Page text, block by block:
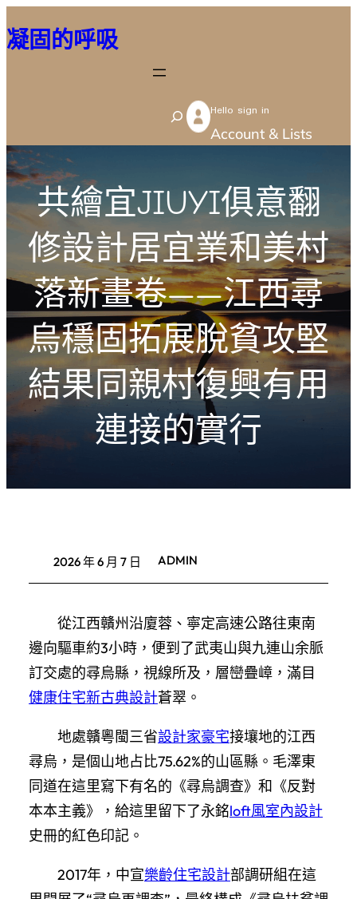
至
容
凝固的呼吸
S
e
r
c
h
Hello sign in
Account & Lists
共繪宜JIUYI俱意翻
修設計居宜業和美村
落新畫卷——江西尋
烏穩固拓展脫貧攻堅
結果同親村復興有用
連接的實行
2026 年 6 月 7 日 ADMIN
從江西贛州沿廈蓉、寧定高速公路往東南
邊向驅車約3小時，便到了武夷山與九連山余脈
訂交處的尋烏縣，視線所及，層巒疊嶂，滿目
健康住宅新古典設計蒼翠。
地處贛粵閩三省設計家豪宅接壤地的江西
尋烏，是個山地占比75.62%的山區縣。毛澤東
同道在這里寫下有名的《尋烏調查》和《反對
本本主義》，給這里留下了永銘loft風室內設計
史冊的紅色印記。
2017年，中宣樂齡住宅設計部調研組在這